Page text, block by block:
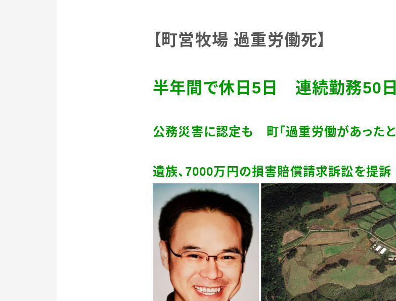
【町営牧場 過重労働死】
半年間で休日 5 日 連続勤務50
公務災害に認定も 町「過重労働があったと
遺族、 7000万円の損害賠償請求訴訟を提訴